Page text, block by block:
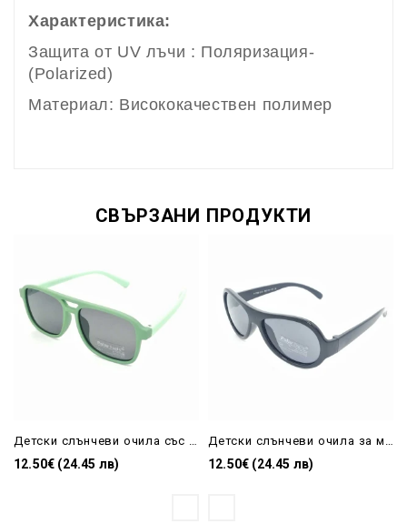
Характеристика:
Защита от UV лъчи : Поляризация-
(Polarized)
Материал: Висококачествен полимер
СВЪРЗАНИ ПРОДУКТИ
12.50€ (24.45 лв) 12.50€ (24.45 лв)